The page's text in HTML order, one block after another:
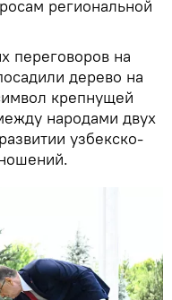
региональной
переговоров на
дерево на
крепнущей
народами двух
узбекско-